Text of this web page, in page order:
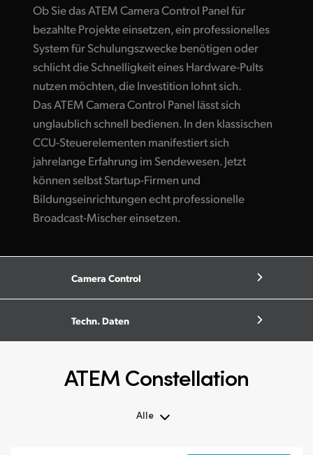
Ob Sie das ATEM Camera Control Panel für
bezahlte Projekte einsetzen, ein professionelles
System für Schulungszwecke benötigen oder
schlicht die Schnelligkeit eines Hardware-Pults
nutzen möchten, die Investition lohnt sich.
Das ATEM Camera Control Panel lässt sich
unglaublich schnell bedienen. In den klassischen
CCU-Steuerelementen manifestiert sich
jahrelange Erfahrung im Sendewesen. Jetzt
können selbst Startup-Firmen und
Bildungseinrichtungen echt professionelle
Broadcast-Mischer einsetzen.
Camera Control
Techn. Daten
ATEM Constellation
Alle